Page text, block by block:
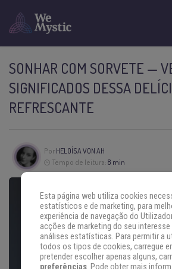
SONHAR COM SORVETE —
SIGNIFICADOS DESSA
REFRESCANTE
Por HELOÍSA VON AH
Tempo de leitura: 8 min
Esta página web utiliza cookies
estatísticos e de marketing, para
experiência de navegação do
acções de marketing do seu interesse
análises estatísticas. Para permitir a
todos os tipos de cookies, carregue
pretender escolher apenas alguns,
preferências. Pode obter mais